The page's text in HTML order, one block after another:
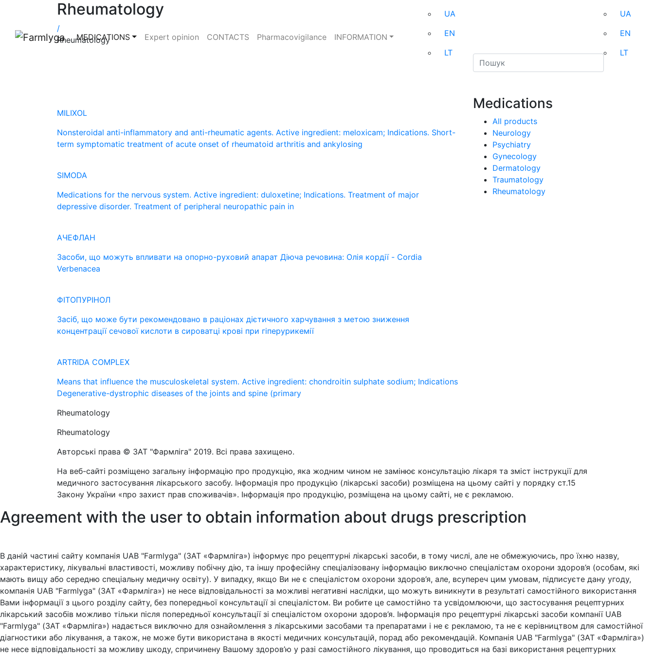
MEDICATIONS Expert opinion CONTACTS Pharmacovigilance INFORMATION
UA
EN
LT
UA
EN
LT
Rheumatology
/
Rheumatology
MILIXOL
Nonsteroidal anti-inflammatory and anti-rheumatic agents. Active ingredient: meloxicam; Indications. Short-
term symptomatic treatment of acute onset of rheumatoid arthritis and ankylosing
SIMODA
Medications for the nervous system. Active ingredient: duloxetine; Indications. Treatment of major
depressive disorder. Treatment of peripheral neuropathic pain in
АЧЕФЛАН
Засоби, що можуть впливати на опорно-руховий апарат Діюча речовина: Олія кордії - Cordia
Verbenacea
ФІТОПУРІНОЛ
Засіб, що може бути рекомендовано в раціонах дієтичного харчування з метою зниження
концентрації сечової кислоти в сироватці крові при гіперурикемії
ARTRIDA COMPLEX
Means that influence the musculoskeletal system. Active ingredient: chondroitin sulphate sodium; Indications
Degenerative-dystrophic diseases of the joints and spine (primary
Rheumatology
Rheumatology
Medications
All products
Neurology
Psychiatry
Gynecology
Dermatology
Traumatology
Rheumatology
Авторські права © ЗАТ "Фармліга" 2019. Всі права захищено.
На веб-сайті розміщено загальну інформацію про продукцію, яка жодним чином не замінює консультацію лікаря та зміст інструкції для
медичного застосування лікарського засобу. Інформація про продукцію (лікарські засоби) розміщена на цьому сайті у порядку ст.15
Закону України «про захист прав споживачів». Інформація про продукцію, розміщена на цьому сайті, не є рекламою.
Agreement with the user to obtain information about drugs prescription
В даній частині сайту компанія UAB "Farmlyga" (ЗАТ «Фармліга») інформує про рецептурні лікарські засоби, в тому числі, але не обмежуючись, про їхню назву,
характеристику, лікувальні властивості, можливу побічну дію, та іншу професійну спеціалізовану інформацію виключно спеціалістам охорони здоров’я (особам, які
мають вищу або середню спеціальну медичну освіту). У випадку, якщо Ви не є спеціалістом охорони здоров’я, але, всупереч цим умовам, підписуєте дану угоду,
компанія UAB "Farmlyga" (ЗАТ «Фармліга») не несе відповідальності за можливі негативні наслідки, що можуть виникнути в результаті самостійного використання
Вами інформації з цього розділу сайту, без попередньої консультації зі спеціалістом. Ви робите це самостійно та усвідомлюючи, що застосування рецептурних
лікарський засобів можливо тільки після попередньої консультації зі спеціалістом охорони здоров’я. Інформація про рецептурні лікарські засоби компанії UAB
"Farmlyga" (ЗАТ «Фармліга») надається виключно для ознайомлення з лікарськими засобами та препаратами і не є рекламою, та не є керівництвом для самостійної
діагностики або лікування, а також, не може бути використана в якості медичних консультацій, порад або рекомендацій. Компанія UAB "Farmlyga" (ЗАТ «Фармліга»)
не несе відповідальності за можливу шкоду, спричинену Вашому здоров’ю у разі самостійного лікування, що проводиться на базі використання рецептурних